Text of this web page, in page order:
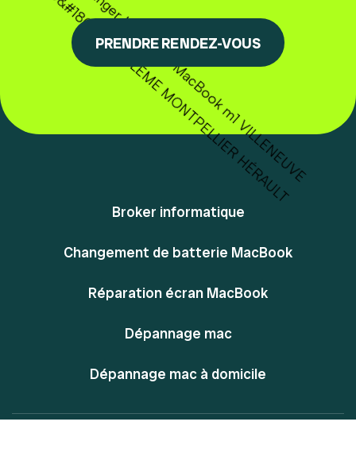
PRENDRE RENDEZ-VOUS
Broker informatique
Changement de batterie MacBook
Réparation écran MacBook
Dépannage mac
Dépannage mac à domicile